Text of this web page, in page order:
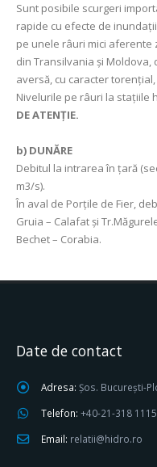
Sunt posibile scurgeri
rapide cu efecte de
pe unele râuri mici aferente
din Transilvania și
aversă, cu caracter
Nivelurile pe râuri la stațiile
DE ATENȚIE.
b) DUNĂRE
Debitul la intrarea în ţară
m3/s).
În aval de Porţile de Fier,
Gruia – Calafat şi
Bechet – Corabia.
Date de contact
Adresa: Șos. București-
Telefon: +40-21-318 1115
Email: relatii@hidro.ro